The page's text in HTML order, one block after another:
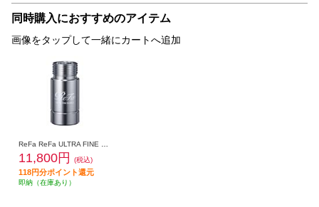
同時購入におすすめのアイテム
画像をタップして一緒にカートへ追加
11,800円 (税込)
118円分ポイント還元
即納（在庫あり）